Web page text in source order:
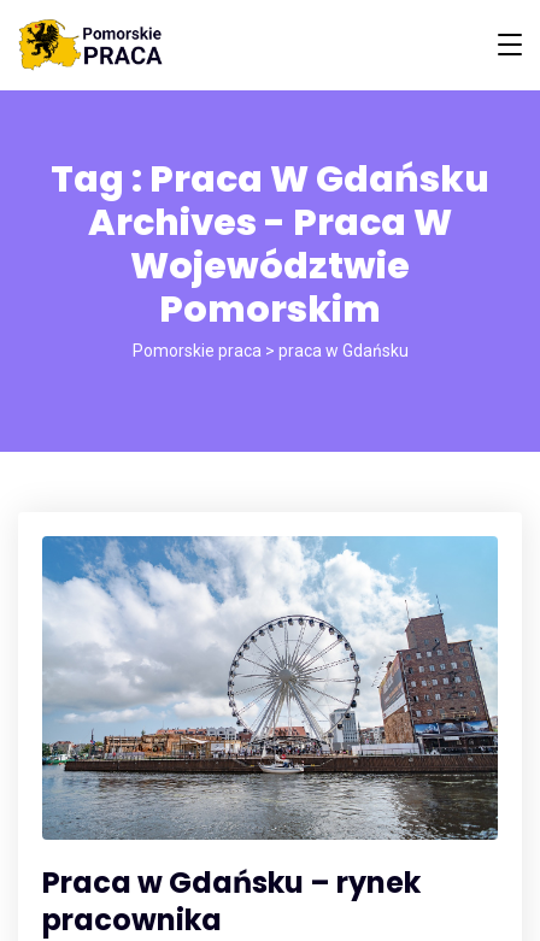
Tag : Praca W Gdańsku
Archives - Praca W
Województwie
Pomorskim
Pomorskie praca > praca w Gdańsku
Praca w Gdańsku – rynek
pracownika